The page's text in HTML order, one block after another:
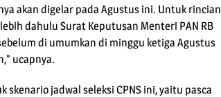
akan digelar pada Agustus ini. Untuk rincian
dahulu Surat Keputusan Menteri PAN RB
di umumkan di minggu ketiga Agustus
ucapnya.
skenario jadwal seleksi CPNS ini, yaitu pasca